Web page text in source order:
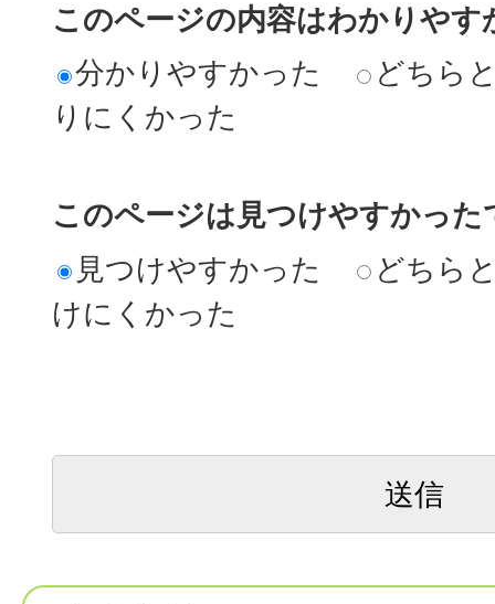
このページの内容はわかりやす
分かりやすかった
どちら
りにくかった
このページは見つけやすかった
見つけやすかった
どちら
けにくかった